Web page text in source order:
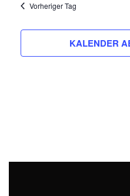
Vorheriger Tag
KALENDER